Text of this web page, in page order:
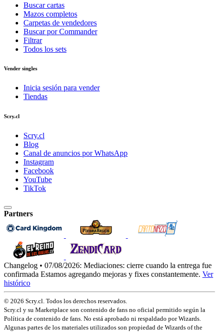
Buscar cartas
Mazos completos
Carpetas de vendedores
Buscar por Commander
Filtrar
Todos los sets
Vender singles
Inicia sesión para vender
Tiendas
Scry.cl
Scry.cl
Blog
Canal de anuncios por WhatsApp
Instagram
Facebook
YouTube
TikTok
Partners
Changelog • 07/08/2026: Mediaciones: cierre cuando la entrega fue
confirmada Estamos agregando mejoras y fixes constantemente. Ver
histórico
© 2026 Scry.cl. Todos los derechos reservados.
Scry.cl y su Marketplace son contenido de fans no oficial permitido según la
Política de contenido de fans. No está aprobado ni respaldado por Wizards.
Algunas partes de los materiales utilizados son propiedad de Wizards of the